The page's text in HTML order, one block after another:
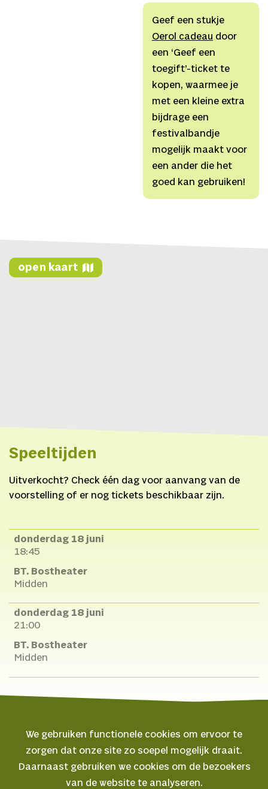
Johan Petit en Suzanne
Grotenhuis,Decor en
lichtTim
Clement,Kostuum
Deseure,Techniek
Lieselot Clement en Lore
Verhoeven,Muzikale
ondersteuning
Benjamin
Boutreur,Productie
Martha!tentatief,
De Nwe
Tijd,Coproductie
Instagram
Website
Youtube
Geef een stukje
Oerol cadeau door
een ‘Geef een
toegift’-ticket te
kopen, waarmee je
met een kleine extra
bijdrage een
festivalbandje
mogelijk maakt voor
een ander die het
goed kan gebruiken!
open kaart
Speeltijden
Uitverkocht? Check één dag voor aanvang van de
voorstelling of er nog tickets beschikbaar zijn.
donderdag 18 juni
18:45
BT. Bostheater
Midden
donderdag 18 juni
21:00
BT. Bostheater
Midden
© 2026 Oerol
We gebruiken functionele cookies om ervoor te
zorgen dat onze site zo soepel mogelijk draait.
Daarnaast gebruiken we cookies om de bezoekers
van de website te analyseren.